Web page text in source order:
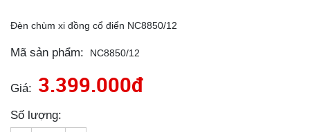
Đèn chùm xi đồng cổ điển NC8850/12
Mã sản phẩm: NC8850/12
Giá: 3.399.000đ
Số lượng: